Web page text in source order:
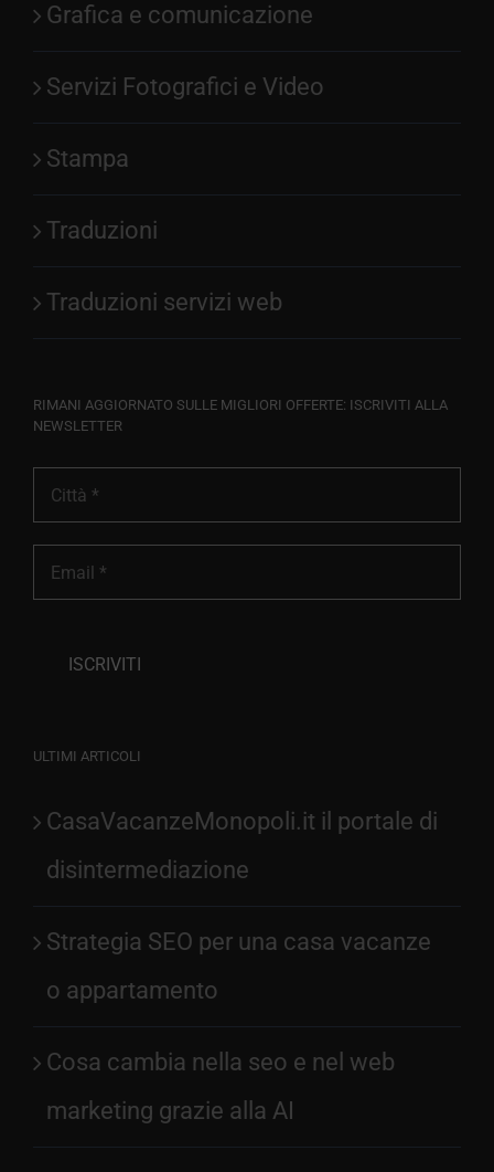
Grafica e comunicazione
Servizi Fotografici e Video
Stampa
Traduzioni
Traduzioni servizi web
RIMANI AGGIORNATO SULLE MIGLIORI OFFERTE: ISCRIVITI ALLA
NEWSLETTER
ULTIMI ARTICOLI
CasaVacanzeMonopoli.it il portale di
disintermediazione
Strategia SEO per una casa vacanze
o appartamento
Cosa cambia nella seo e nel web
marketing grazie alla AI